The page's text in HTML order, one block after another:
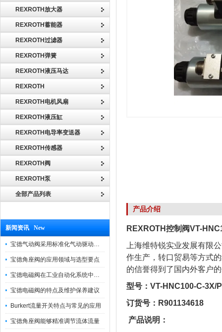
REXROTH放大器
REXROTH蓄能器
REXROTH过滤器
REXROTH弹簧
REXROTH液压马达
REXROTH
REXROTH电机风扇
REXROTH液压缸
REXROTH电导率变送器
REXROTH传感器
REXROTH阀
REXROTH泵
全部产品列表
新闻资讯 New
宝德气动阀采用标准化气动驱动设计，可匹配各类工业气源工况
宝德角座阀的应用领域与选型要点
宝德电磁阀在工业自动化系统中的作用
宝德电磁阀的特点及维护保养建议
Burkert流量开关特点与常见的应用
宝德角座阀能够精准调节流体流量
产品介绍
REXROTH控制阀VT-
上海维特锐实业发展有限
作生产，转口贸易等方式
的信誉得到了国内外客户
型号：VT-HNC100-C-3X/
订货号：R901134618
产品说明：